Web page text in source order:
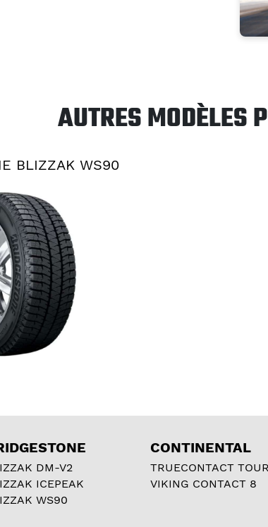
AUTRES MODÈLES
BLIZZAK WS90
DM-V2
ICEPEAK
WS90
CONTINENTAL
TRUECONTACT
VIKING CONTACT 8